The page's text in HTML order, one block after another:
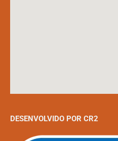
DESENVOLVIDO POR CR2